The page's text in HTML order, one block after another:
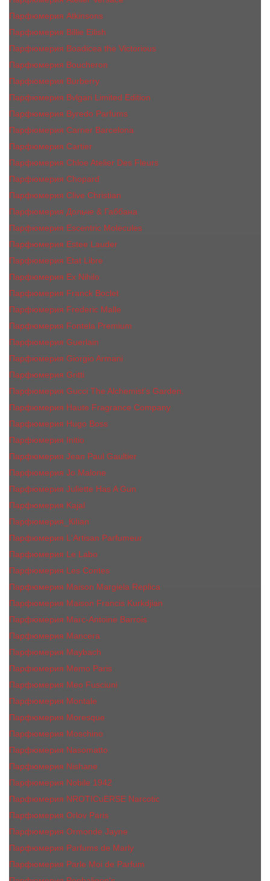
Парфюмерия Atkinsons
Парфюмерия Billie Eilish
Парфюмерия Boadicea the Victorious
Парфюмерия Boucheron
Парфюмерия Burberry
Парфюмерия Bvlgari Limited Edition
Парфюмерия Byredo Parfums
Парфюмерия Carner Barcelona
Парфюмерия Cartier
Парфюмерия Chloe Atelier Des Fleurs
Парфюмерия Сhopard
Парфюмерия Clive Christian
Парфюмерия Дольче & Габбана
Парфюмерия Escentric Molecules
Парфюмерия Estee Lаudеr
Парфюмерия Etat Libre
Парфюмерия Ex Nihilo
Парфюмерия Franck Boclet
Парфюмерия Frеderic Mаlle
Парфюмерия Fontela Premium
Парфюмерия Guerlain
Парфюмерия Giorgio Armani
Парфюмерия Gritti
Парфюмерия Gucci The Alchemist’s Garden.
Парфюмерия Haute Fragrance Company
Парфюмерия Hugo Boss
Парфюмерия Initio
Парфюмерия Jean Paul Gaultier
Парфюмерия Jо Malоnе
Парфюмерия Juliette Has A Gun
Парфюмерия Kajal
Парфюмерия_КiIiаn
Парфюмерия L'Artisan Parfumeur
Парфюмерия Le Labo
Парфюмерия Les Contes
Парфюмерия Maison Margiela Replica
Парфюмерия Maison Francis Kurkdjian
Парфюмерия Marc-Antoine Barrois
Парфюмерия Mancera
Парфюмерия Maybach
Парфюмерия Memo Paris
Парфюмерия Meo Fusciuni
Парфюмерия Montale
Парфюмерия Moresque
Парфюмерия Moschino
Парфюмерия Nasomatto
Парфюмерия Nishane
Парфюмерия Nobile 1942
Парфюмерия NROTICuERSE Narcotic
Парфюмерия Orlov Paris
Парфюмерия Ormonde Jayne
Парфюмерия Parfums de Marly
Парфюмерия Parle Moi de Parfum